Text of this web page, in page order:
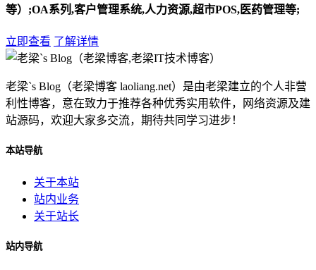
等）;OA系列,客户管理系统,人力资源,超市POS,医药管理等;
立即查看 了解详情
老梁`s Blog（老梁博客 laoliang.net）是由老梁建立的个人非营
利性博客，意在致力于推荐各种优秀实用软件，网络资源及建
站源码，欢迎大家多交流，期待共同学习进步！
本站导航
关于本站
站内业务
关于站长
站内导航